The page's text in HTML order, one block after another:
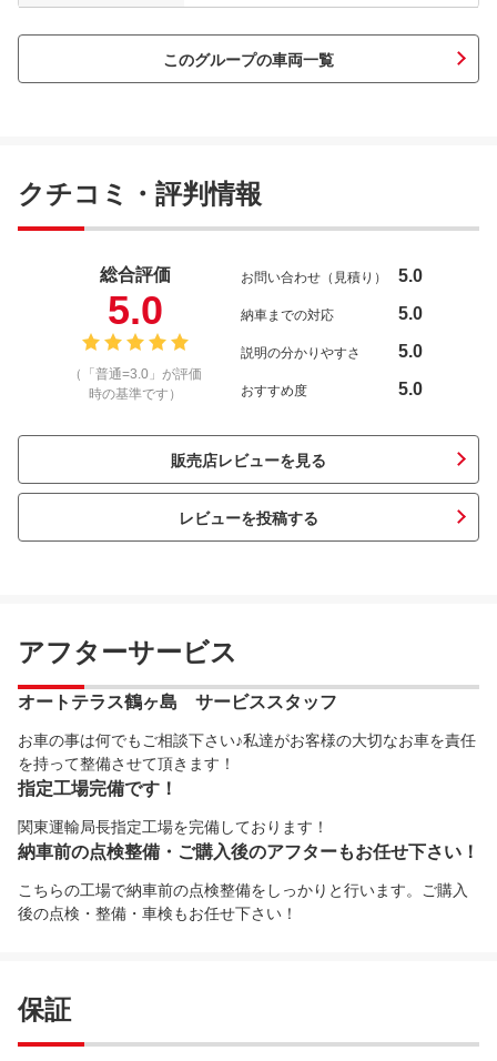
このグループの車両一覧
クチコミ・評判情報
総合評価
5.0
（「普通=3.0」が評価
時の基準です）
お問い合わせ（見積り） 5.0
納車までの対応 5.0
説明の分かりやすさ 5.0
おすすめ度 5.0
販売店レビューを見る
レビューを投稿する
アフターサービス
オートテラス鶴ヶ島 サービススタッフ
お車の事は何でもご相談下さい♪私達がお客様の大切なお車を責任
を持って整備させて頂きます！
指定工場完備です！
関東運輸局長指定工場を完備しております！
納車前の点検整備・ご購入後のアフターもお任せ下さい！
こちらの工場で納車前の点検整備をしっかりと行います。ご購入
後の点検・整備・車検もお任せ下さい！
保証